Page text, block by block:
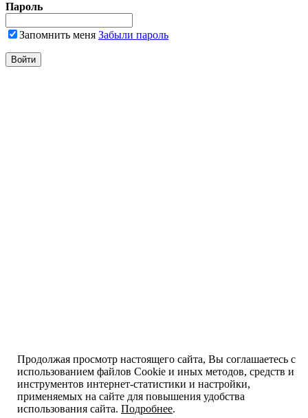
Пароль
Запомнить меня Забыли пароль
Продолжая просмотр настоящего сайта, Вы соглашаетесь с
использованием файлов Cookie и иных методов, средств и
инструментов интернет-статистики и настройки,
применяемых на сайте для повышения удобства
использования сайта.Подробнее.